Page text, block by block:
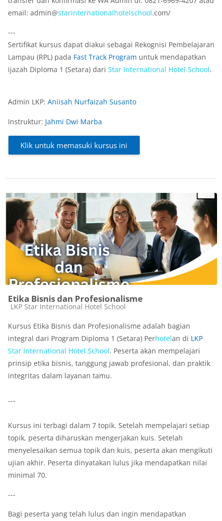
email: admin@starinternationalhotelschool.com/
---
Sertifikat kursus dapat diakui sebagai Rekognisi Pembelajaran
Lampau (RPL) pada Fast Track Program untuk mendapatkan
ijazah Diploma 1 (Setara) dari Star International Hotel School.
Admin LKP: Aniisah Nurfaizah Susanto
Instruktur: Jahmi Dwi Marba
Klik untuk memasuki kursus ini
Etika Bisnis dan Profesionalisme
Kategori kursus
LKP Star International Hotel School
Kursus Etika Bisnis dan Profesionalisme adalah bagian
integral dari Program Diploma 1 (Setara) Perhotelan di LKP
Star International Hotel School. Peserta akan mempelajari
prinsip etika bisnis, tanggung jawab profesional, dan praktik
integritas dalam layanan tamu.
---
Kursus ini terbagi dalam 7 topik. Setelah mempelajari setiap
topik, peserta diharuskan mengerjakan kuis. Setelah
menyelesaikan semua topik dan kuis, peserta akan mengikuti
ujian akhir. Peserta dinyatakan lulus jika mendapatkan nilai
minimal 70.
---
Bagi peserta yang telah lulus dan ingin mendapatkan